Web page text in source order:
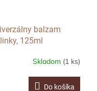
balzam
125ml
Skladom (1 ks)
Do košíka